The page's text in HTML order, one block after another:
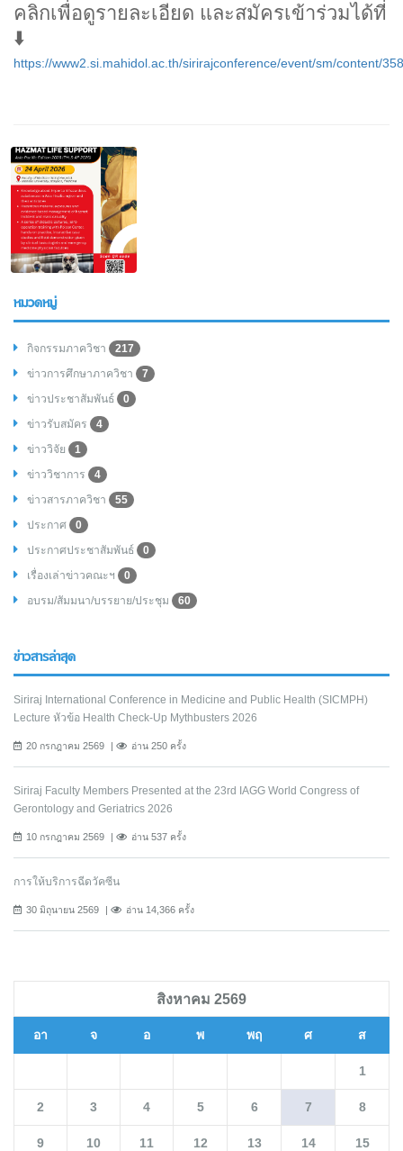
คลิกเพื่อดูรายละเอียด และสมัครเข้าร่วมได้ที่
⬇️
https://www2.si.mahidol.ac.th/sirirajconference/event/sm/content/
หมวดหมู่
กิจกรรมภาควิชา
217
ข่าวการศึกษาภาควิชา
7
ข่าวประชาสัมพันธ์
0
ข่าวรับสมัคร
4
ข่าววิจัย
1
ข่าววิชาการ
4
ข่าวสารภาควิชา
55
ประกาศ
0
ประกาศประชาสัมพันธ์
0
เรื่องเล่าข่าวคณะฯ
0
อบรม/สัมมนา/บรรยาย/ประชุม
60
ข่าวสารล่าสุด
Siriraj International Conference in Medicine and Public Health (SICMPH)
Lecture หัวข้อ Health Check-Up Mythbusters 2026
20 กรกฎาคม 2569 อ่าน 250 ครั้ง
Siriraj Faculty Members Presented at the 23rd IAGG World Congress of
Gerontology and Geriatrics 2026
10 กรกฎาคม 2569 อ่าน 537 ครั้ง
การให้บริการฉีดวัคซีน
30 มิถุนายน 2569 อ่าน 14,366 ครั้ง
สิงหาคม 2569
อา จ อ พ พฤ ศ ส
1
2 3 4 5 6 7 8
9 10 11 12 13 14 15